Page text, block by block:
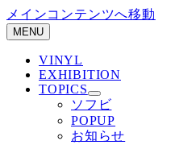
メインコンテンツへ移動
MENU
VINYL
EXHIBITION
TOPICS
ソフビ
POPUP
お知らせ